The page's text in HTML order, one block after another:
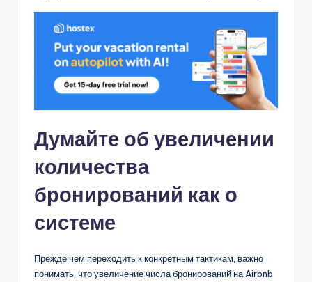
Думайте об увеличении
количества
бронирований как о
системе
Прежде чем переходить к конкретным тактикам, важно
понимать, что увеличение числа бронирований на Airbnb